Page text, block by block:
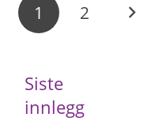
1 2
Siste
innlegg